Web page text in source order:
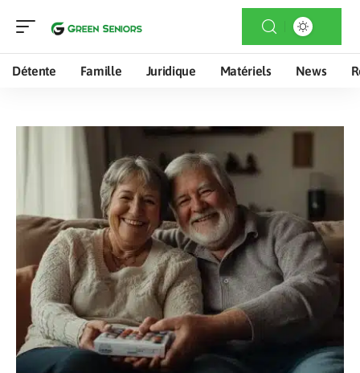
Détente Famille Juridique Matériels News